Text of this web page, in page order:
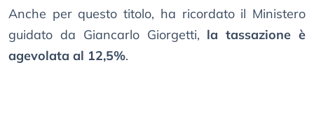
Anche per questo titolo, ha ricordato il Ministero
guidato da Giancarlo Giorgetti, la tassazione è
agevolata al 12,5%.